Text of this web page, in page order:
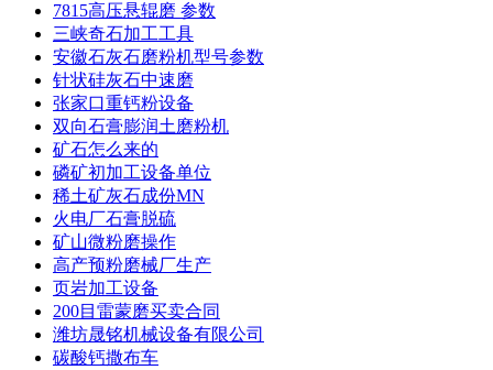
7815高压悬辊磨 参数
三峡奇石加工工具
安徽石灰石磨粉机型号参数
针状硅灰石中速磨
张家口重钙粉设备
双向石膏膨润土磨粉机
矿石怎么来的
磷矿初加工设备单位
稀土矿灰石成份MN
火电厂石膏脱硫
矿山微粉磨操作
高产预粉磨械厂生产
页岩加工设备
200目雷蒙磨买卖合同
潍坊晟铭机械设备有限公司
碳酸钙撒布车